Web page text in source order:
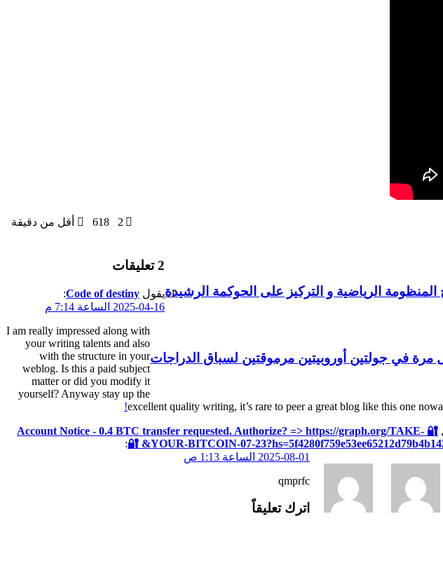
2
أقل من دقيقة
الرياضية و التركيز على الحوكمة الرشيدة
في جولتين أوروبيتين مرموقتين لسباق الدراجات
‫2 تعليقات
يقول Code of destiny
:
2025-04-16 الساعة 7:14 م
I am really impressed along with
your writing talents and also
with the structure in your
weblog. Is this a paid subject
matter or did you modify it
yourself? Anyway stay up the
excellent quality writing, it’s rare to peer a great blog like this one
!
🔐 Account Notice - 0.4 BTC transfer requested. Authorize? => https://graph.org/TAKE-
YOUR-BITCOIN-07-
:
2025-08-01 الساعة 1:13 ص
qmprfc
اترك تعليقاً